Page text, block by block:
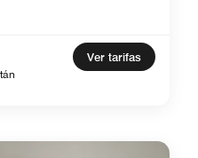
Ver tarifas